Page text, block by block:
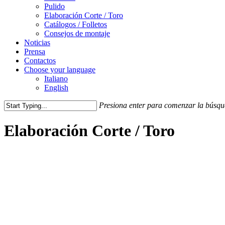
Pulido
Elaboración Corte / Toro
Catálogos / Folletos
Consejos de montaje
Noticias
Prensa
Contactos
Choose your language
Italiano
English
Presiona enter para comenzar la
búsqueda
Elaboración Corte / Toro